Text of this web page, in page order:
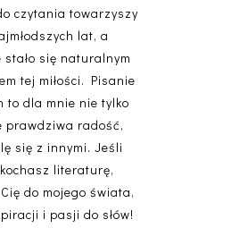
czytania towarzyszy
lat, a
stało się naturalnym
tej miłości. Pisanie
to dla mnie nie tylko
prawdziwa radość,
się z innymi. Jeśli
literaturę,
do mojego świata,
i pasji do słów!